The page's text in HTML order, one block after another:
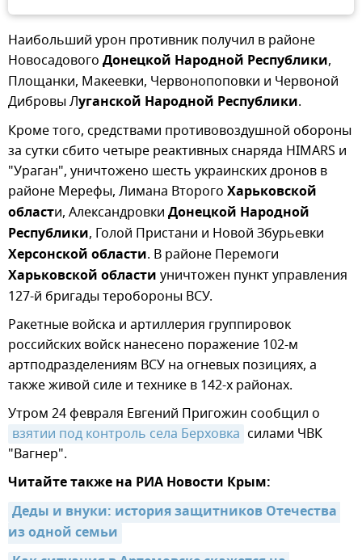
Наибольший урон противник получил в районе
Новосадового Донецкой Народной Республики,
Площанки, Макеевки, Червонопоповки и Червоной
Дибровы Луганской Народной Республики.
Кроме того, средствами противовоздушной обороны
за сутки сбито четыре реактивных снаряда HIMARS и
"Ураган", уничтожено шесть украинских дронов в
районе Мерефы, Лимана Второго Харьковской
области, Александровки Донецкой Народной
Республики, Голой Пристани и Новой Збурьевки
Херсонской области. В районе Перемоги
Харьковской области уничтожен пункт управления
127-й бригады теробороны ВСУ.
Ракетные войска и артиллерия группировок
российских войск нанесено поражение 102-м
артподразделениям ВСУ на огневых позициях, а
также живой силе и технике в 142-х районах.
Утром 24 февраля Евгений Пригожин сообщил о
взятии под контроль села Берховка силами ЧВК
"Вагнер".
Читайте также на РИА Новости Крым:
Деды и внуки: история защитников Отечества
из одной семьи